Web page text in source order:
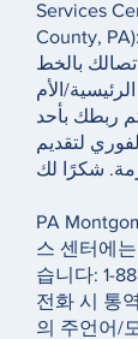
Services
County, PA):
بالخط
الأم
ربطك بأحد
لتقديم
شكرًا لك
PA
스 센터에
습니다: 1-
전화 시 통
의 주언어/